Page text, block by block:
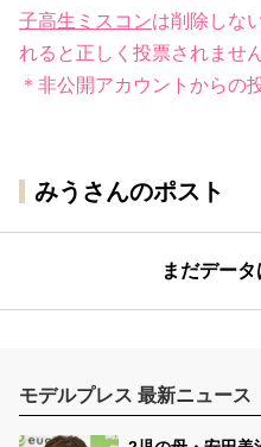
子高生ミスコンは削除しな
れると正しく投票されません
＊非公開アカウントからの
みうさんのポスト
まだデー
モデルプレス 最新ニュース